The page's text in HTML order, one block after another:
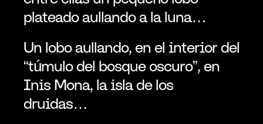
plateado aullando a la luna…
Un lobo aullando, en el interior del
“túmulo del bosque oscuro”, en
Inis Mona, la isla de los
druidas…